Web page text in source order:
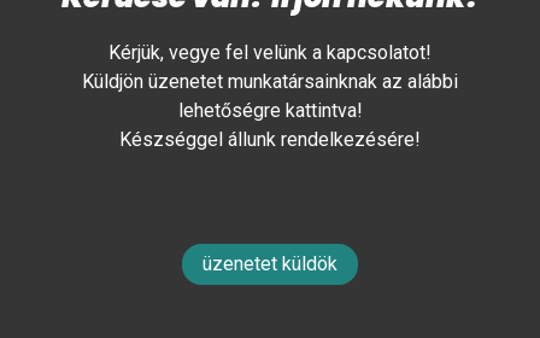
Kérjük, vegye fel velünk a kapcsolatot!
Küldjön üzenetet munkatársainknak az alábbi
lehetőségre kattintva!
Készséggel állunk rendelkezésére!
üzenetet küldök